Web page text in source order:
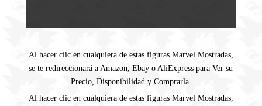
Al hacer clic en cualquiera de estas figuras Marvel Mostradas,
se te redireccionará a Amazon, Ebay o AliExpress para Ver su
Precio, Disponibilidad y Comprarla.
Al hacer clic en cualquiera de estas figuras Marvel Mostradas,